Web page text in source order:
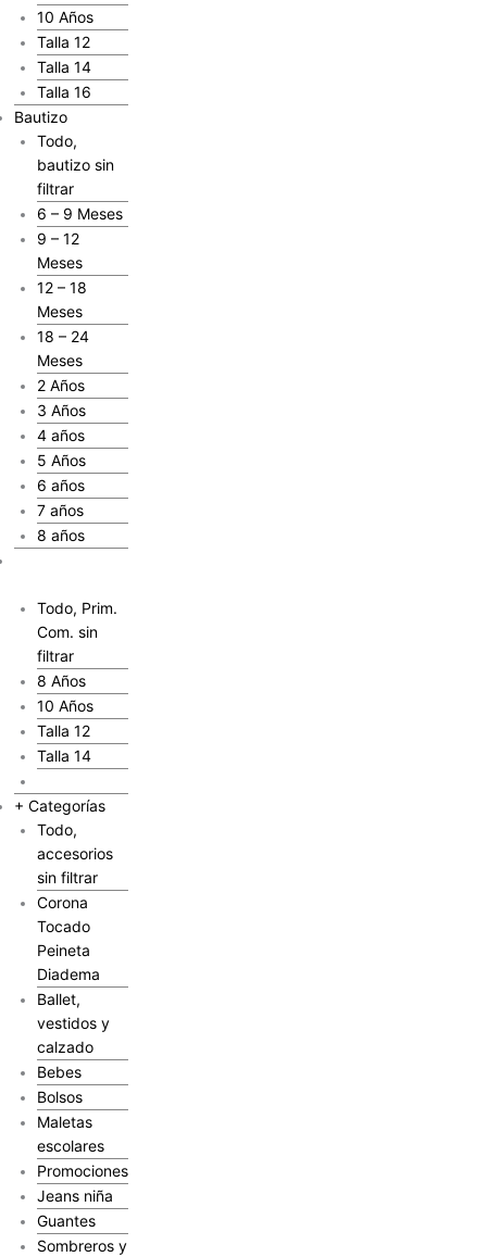
10 Años
Talla 12
Talla 14
Talla 16
Bautizo
Todo,
bautizo sin
filtrar
6 – 9 Meses
9 – 12
Meses
12 – 18
Meses
18 – 24
Meses
2 Años
3 Años
4 años
5 Años
6 años
7 años
8 años
Todo, Prim.
Com. sin
filtrar
8 Años
10 Años
Talla 12
Talla 14
+ Categorías
Todo,
accesorios
sin filtrar
Corona
Tocado
Peineta
Diadema
Ballet,
vestidos y
calzado
Bebes
Bolsos
Maletas
escolares
Promociones
Jeans niña
Guantes
Sombreros y